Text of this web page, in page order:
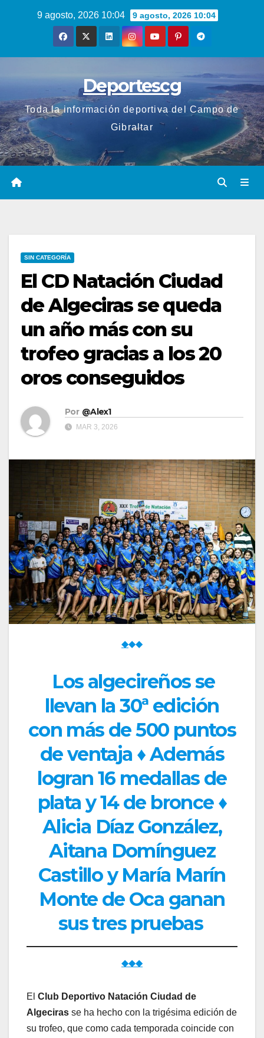
9 agosto, 2026 10:04 9 agosto, 2026 10:04
Deportescg
Toda la información deportiva del Campo de
Gibraltar
SIN CATEGORÍA
El CD Natación Ciudad
de Algeciras se queda
un año más con su
trofeo gracias a los 20
oros conseguidos
Por @Alex1
MAR 3, 2026
◆◆◆
Los algecireños se
llevan la 30ª edición
con más de 500 puntos
de ventaja ♦ Además
logran 16 medallas de
plata y 14 de bronce ♦
Alicia Díaz González,
Aitana Domínguez
Castillo y María Marín
Monte de Oca ganan
sus tres pruebas
◆◆◆
El Club Deportivo Natación Ciudad de
Algeciras se ha hecho con la trigésima edición de
su trofeo, que como cada temporada coincide con